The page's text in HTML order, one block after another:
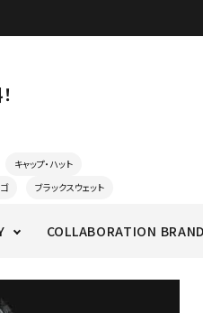
キャップ・ハット
ブラックスウェット
COLLABORATION BRAND